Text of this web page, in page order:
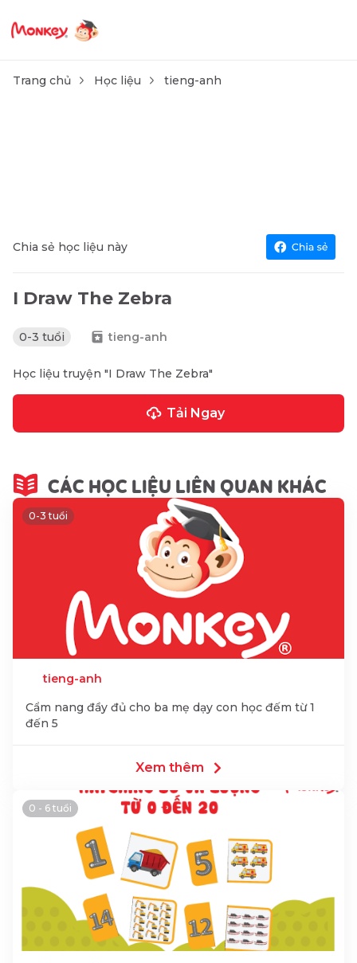
Trang chủ Học liệu tieng-anh
Chia sẻ học liệu này
I Draw The Zebra
0-3 tuổi tieng-anh
Học liệu truyện "I Draw The Zebra"
Tải Ngay
CÁC HỌC LIỆU LIÊN QUAN KHÁC
0-3 tuổi
tieng-anh
Cẩm nang đầy đủ cho ba mẹ dạy con học đếm từ 1
đến 5
Xem thêm
0 - 6 tuổi